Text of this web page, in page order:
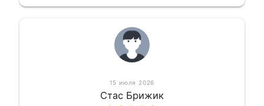
15 июля 2026
Стас Брижик